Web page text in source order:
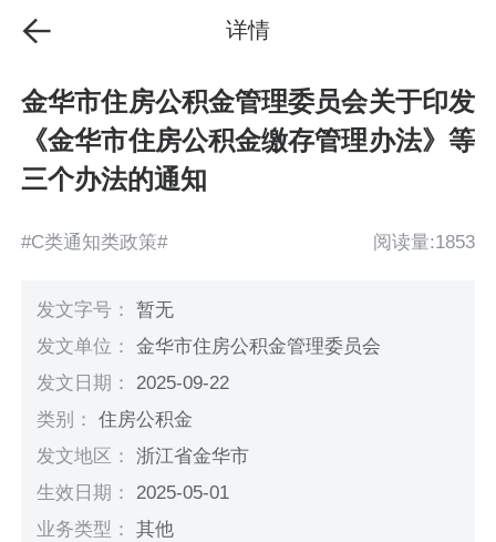
详情
金华市住房公积金管理委员会关于印发
《金华市住房公积金缴存管理办法》等
三个办法的通知
#C类通知类政策# 阅读量:1853
发文字号：暂无
发文单位：金华市住房公积金管理委员会
发文日期： 2025-09-22
类别：住房公积金
发文地区：浙江省金华市
生效日期： 2025-05-01
业务类型：其他